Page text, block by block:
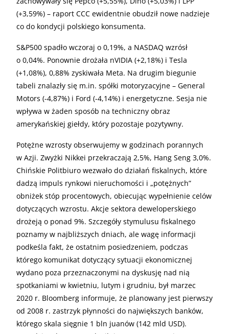
(+3,59%) – raport CCC ewidentnie obudził nowe nadzieje
co do kondycji polskiego konsumenta.
S&P500 spadło wczoraj o 0,19%, a NASDAQ wzrósł
o 0,04%. Ponownie drożała nVIDIA (+2,18%) i Tesla
(+1,08%), 0,88% zyskiwała Meta. Na drugim biegunie
tabeli znalazły się m.in. spółki motoryzacyjne – General
Motors (-4,87%) i Ford (-4,14%) i energetyczne. Sesja nie
wpływa w żaden sposób na techniczny obraz
amerykańskiej giełdy, który pozostaje pozytywny.
Potężne wzrosty obserwujemy w godzinach porannych
w Azji. Zwyżki Nikkei przekraczają 2,5%, Hang Seng 3,0%.
Chińskie Politbiuro wezwało do działań fiskalnych, które
dadzą impuls rynkowi nieruchomości i „potężnych”
obniżek stóp procentowych, obiecując wypełnienie celów
dotyczących wzrostu. Akcje sektora deweloperskiego
drożeją o ponad 9%. Szczegóły stymulusu fiskalnego
poznamy w najbliższych dniach, ale wagę informacji
podkeśla fakt, że ostatnim posiedzeniem, podczas
którego komunikat dotyczący sytuacji ekonomicznej
wydano poza przeznaczonymi na dyskusję nad nią
spotkaniami w kwietniu, lutym i grudniu, był marzec
2020 r. Bloomberg informuje, że planowany jest pierwszy
od 2008 r. zastrzyk płynności do największych banków,
którego skala sięgnie 1 bln juanów (142 mld USD).